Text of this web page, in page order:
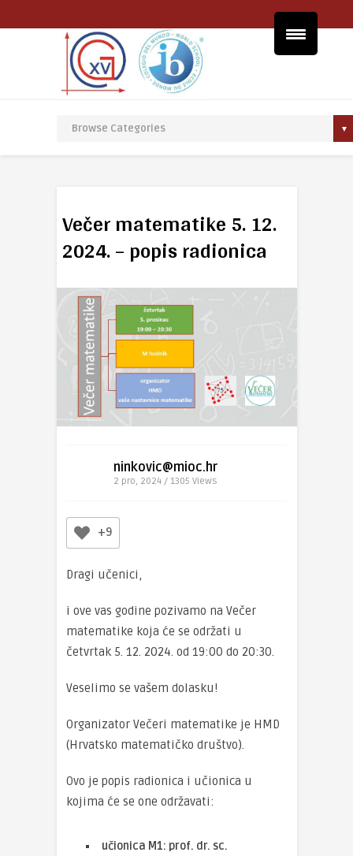
Večer matematike 5. 12.
2024. – popis radionica
ninkovic@mioc.hr
2 pro, 2024 / 1305 Views
+9
Dragi učenici,
i ove vas godine pozivamo na Večer
matematike koja će se održati u
četvrtak 5. 12. 2024. od 19:00 do 20:30.
Veselimo se vašem dolasku!
Organizator Večeri matematike je HMD
(Hrvatsko matematičko društvo).
Ovo je popis radionica i učionica u
kojima će se one održavati:
učionica M1: prof. dr. sc.